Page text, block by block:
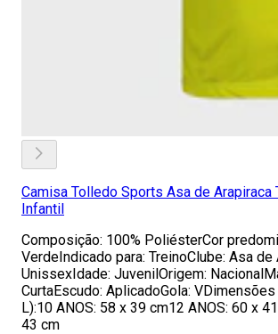
Camisa Tolledo Sports Asa de Arapiraca
Infantil
Composição: 100% PoliésterCor
VerdeIndicado para: TreinoClube: Asa de
UnissexIdade: JuvenilOrigem:
CurtaEscudo: AplicadoGola:
L):10 ANOS: 58 x 39 cm12 ANOS: 60 x
43 cm